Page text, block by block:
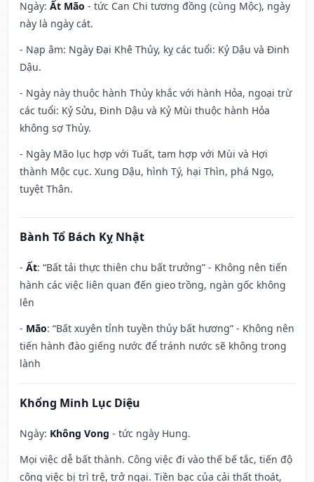
Ngày: Ất Mão - tức Can Chi tương đồng (cùng Mộc), ngày
này là ngày cát.
- Nạp âm: Ngày Đại Khê Thủy, kỵ các tuổi: Kỷ Dậu và Đinh
Dậu.
- Ngày này thuộc hành Thủy khắc với hành Hỏa, ngoại trừ
các tuổi: Kỷ Sửu, Đinh Dậu và Kỷ Mùi thuộc hành Hỏa
không sợ Thủy.
- Ngày Mão lục hợp với Tuất, tam hợp với Mùi và Hợi
thành Mộc cục. Xung Dậu, hình Tý, hại Thìn, phá Ngọ,
tuyệt Thân.
Bành Tổ Bách Kỵ Nhật
- Ất: “Bất tải thực thiên chu bất trưởng” - Không nên tiến
hành các việc liên quan đến gieo trồng, ngàn gốc không
lên
- Mão: “Bất xuyên tỉnh tuyền thủy bất hương” - Không nên
tiến hành đào giếng nước để tránh nước sẽ không trong
lành
Khổng Minh Lục Diệu
Ngày: Không Vong - tức ngày Hung.
Mọi việc dễ bất thành. Công việc đi vào thế bế tắc, tiến độ
công việc bị trì trệ, trở ngại. Tiền bạc của cải thất thoát,